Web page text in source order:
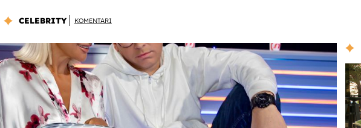
CELEBRITY KOMENTARI